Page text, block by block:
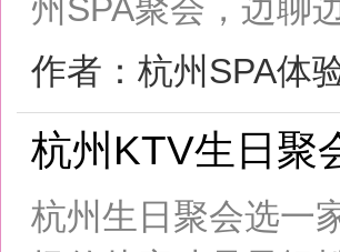
江新城那样高楼林立、
作者：杭州商务接待
杭州网红美食小吃：
街的转角、某条小巷的